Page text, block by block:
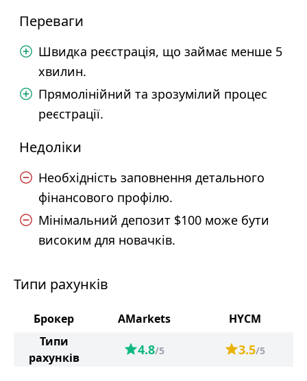
Переваги
Швидка реєстрація, що займає менше 5
хвилин.
Прямолінійний та зрозумілий процес
реєстрації.
Недоліки
Необхідність заповнення детального
фінансового профілю.
Мінімальний депозит $100 може бути
високим для новачків.
Типи рахунків
Брокер AMarkets
HYCM
Типи
рахунків
4.8/5 3.5/5